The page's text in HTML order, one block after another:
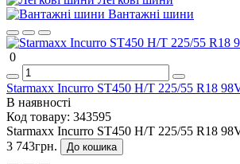
Вантажні шини
0
Starmaxx Incurro ST450 H/T 225/55 R18
В наявності
Код товару: 343595
Starmaxx Incurro ST450 H/T 225/55 R18
3 743грн.
До кошика